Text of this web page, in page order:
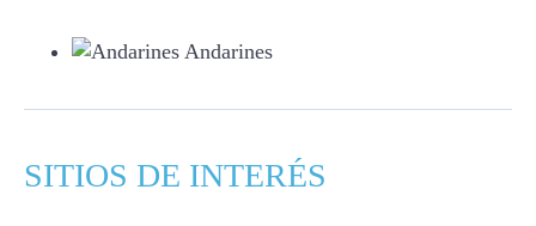
Andarines
SITIOS DE INTERÉS